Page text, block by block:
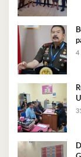
4